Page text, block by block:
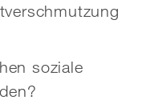
soziale